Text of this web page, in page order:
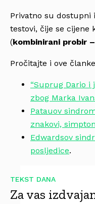
Privatno su dostupni
testovi, čije se cijene
(kombinirani probir
Pročitajte i ove
“Suprug Dario i
zbog Marka
Patauov
znakovi,
Edwardsov
posljedice.
TEKST DANA
Za vas